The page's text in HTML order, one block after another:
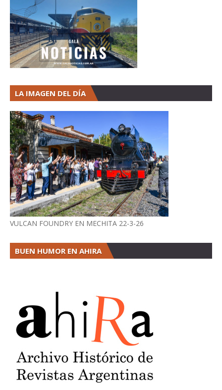
LA IMAGEN DEL DÍA
VULCAN FOUNDRY EN MECHITA 22-3-26
BUEN HUMOR EN AHIRA